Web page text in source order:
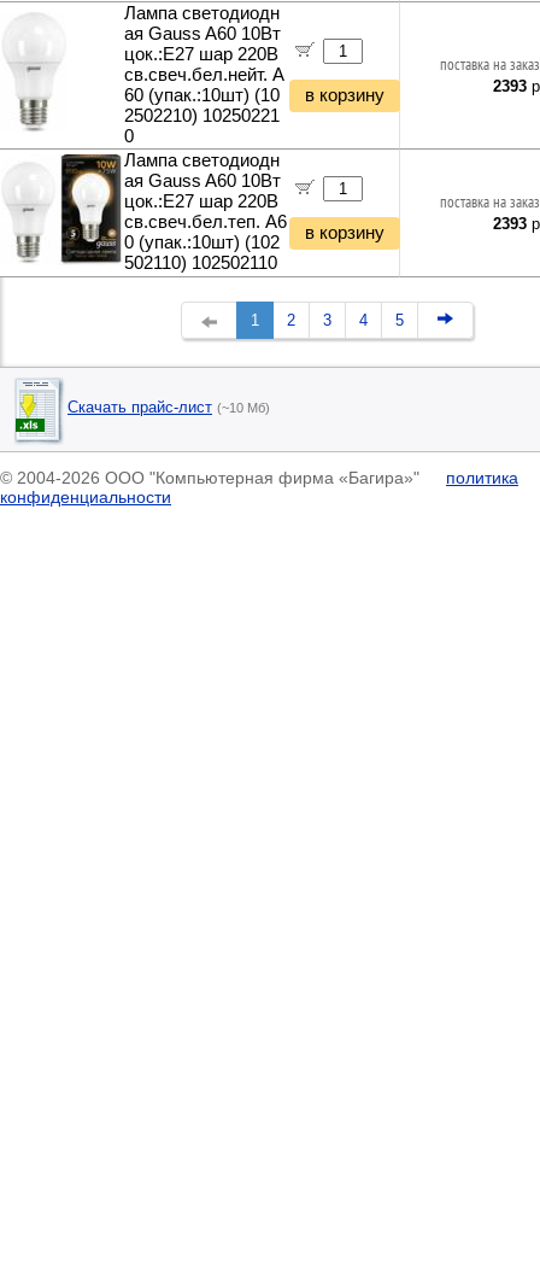
Лампа светодиодн
ая Gauss A60 10Вт
цок.:E27 шар 220B
св.свеч.бел.нейт. A
60 (упак.:10шт) (10
2502210) 10250221
0
в корзину
поставка на
2393
Лампа светодиодн
ая Gauss A60 10Вт
цок.:E27 шар 220B
св.свеч.бел.теп. A6
0 (упак.:10шт) (102
502110) 102502110
в корзину
поставка на
2393
1 2 3 4 5
Скачать прайс-лист (~10 Мб)
© 2004-2026 ООО "Компьютерная фирма «Багира»" политика
конфиденциальности